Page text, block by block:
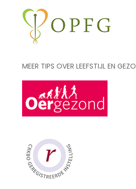
MEER TIPS OVER LEEFSTIJL EN